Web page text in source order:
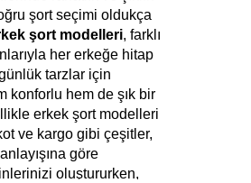
şort seçimi oldukça
şort modelleri, farklı
her erkeğe hitap
tarzlar için
konforlu hem de şık bir
erkek şort modelleri
ve kargo gibi çeşitler,
göre
oluştururken,